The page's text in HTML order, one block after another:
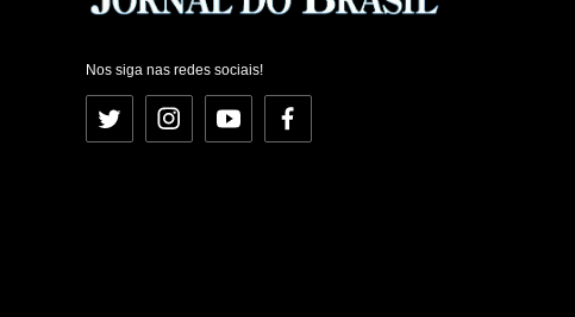
Nos siga nas redes sociais!
Twitter InstagramYouTubeFacebook